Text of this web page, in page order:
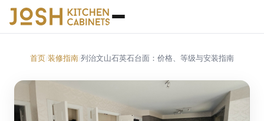
首页/装修指南/列治文山石英石台面：价格、等级与安装指南